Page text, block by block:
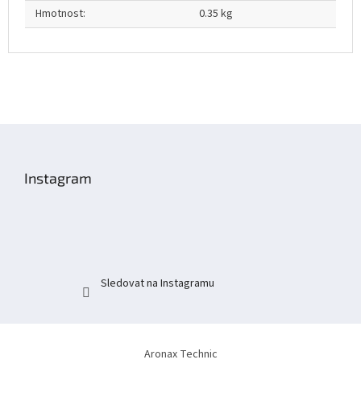
Hmotnost: 0.35 kg
Instagram
Sledovat na Instagramu
Aronax Technic